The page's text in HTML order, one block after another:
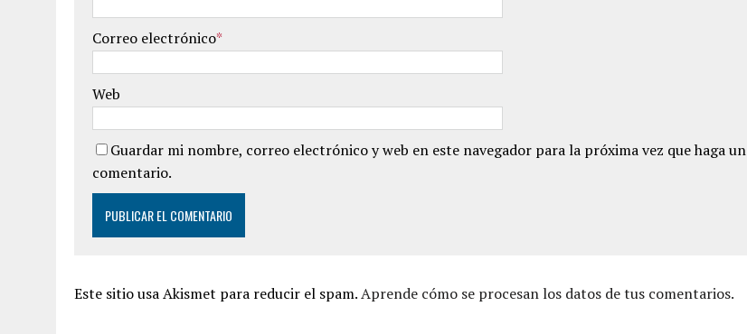
Correo electrónico*
Web
Guardar mi nombre, correo electrónico y web en este navegador para la próxima vez que haga un
comentario.
Este sitio usa Akismet para reducir el spam.Aprende cómo se procesan los datos de tus comentarios.